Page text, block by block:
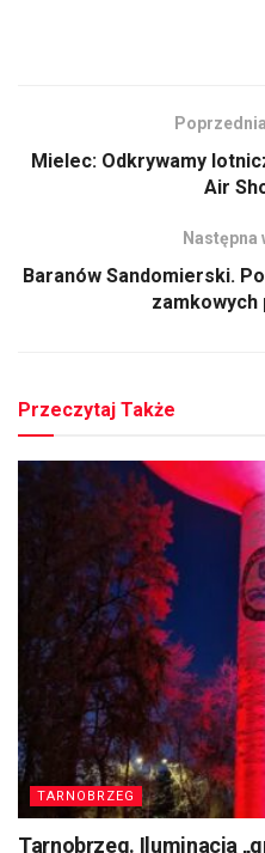
Mielec: Odkrywamy
Air
Następna
Baranów Sandomierski.
zamkowych
Przeczytaj Także
TARNOBRZEG
Tarnobrzeg. Iluminacja